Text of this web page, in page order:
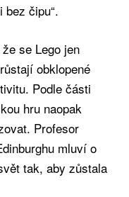
bez čipu“.
se Lego jen
obklopené
Podle části
hru naopak
Profesor
mluví o
tak, aby zůstala